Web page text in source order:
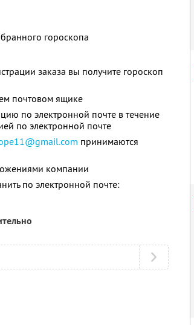
гороскопа
заказа вы получите гороскоп
почтовом ящике
по электронной почте в течение
по электронной почте
принимаются
компании
по электронной почте: